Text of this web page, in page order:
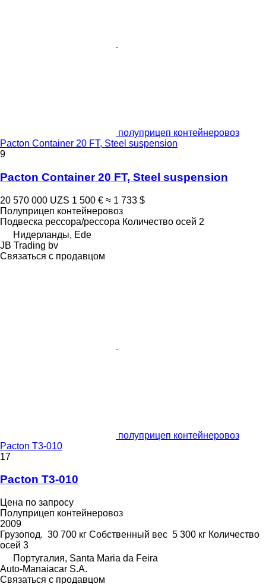
полуприцеп контейнеровоз
Pacton Container 20 FT, Steel suspension
9
Pacton Container 20 FT, Steel suspension
20 570 000 UZS 1 500 € ≈ 1 733 $
Полуприцеп контейнеровоз
Подвеска рессора/рессора Количество осей 2
Нидерланды, Ede
JB Trading bv
Связаться с продавцом
полуприцеп контейнеровоз
Pacton T3-010
17
Pacton T3-010
Цена по запросу
Полуприцеп контейнеровоз
2009
Грузопод. 30 700 кг Собственный вес 5 300 кг Количество
осей 3
Португалия, Santa Maria da Feira
Auto-Manaiacar S.A.
Связаться с продавцом